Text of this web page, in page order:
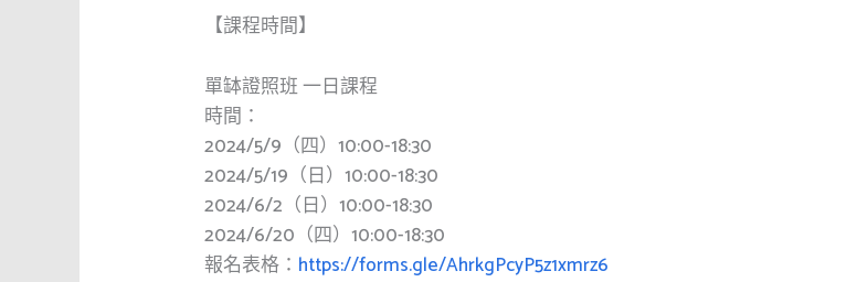
【課程時間】
單缽證照班 一日課程
時間：
2024/5/9（四）10:00-18:30
2024/5/19（日）10:00-18:30
2024/6/2（日）10:00-18:30
2024/6/20（四）10:00-18:30
報名表格： https://forms.gle/AhrkgPcyP5z1xmrz6